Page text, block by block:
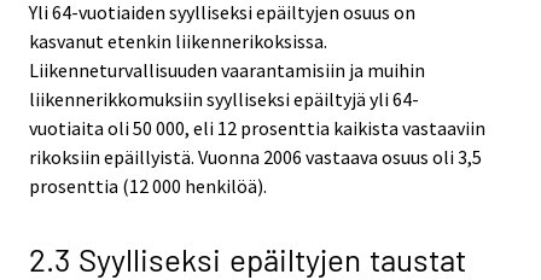
Yli 64-vuotiaiden syylliseksi epäiltyjen osuus on
kasvanut etenkin liikennerikoksissa.
Liikenneturvallisuuden vaarantamisiin ja muihin
liikennerikkomuksiin syylliseksi epäiltyjä yli 64-
vuotiaita oli 50 000, eli 12 prosenttia kaikista vastaaviin
rikoksiin epäillyistä. Vuonna 2006 vastaava osuus oli 3,5
prosenttia (12 000 henkilöä).
2.3 Syylliseksi epäiltyjen taustat